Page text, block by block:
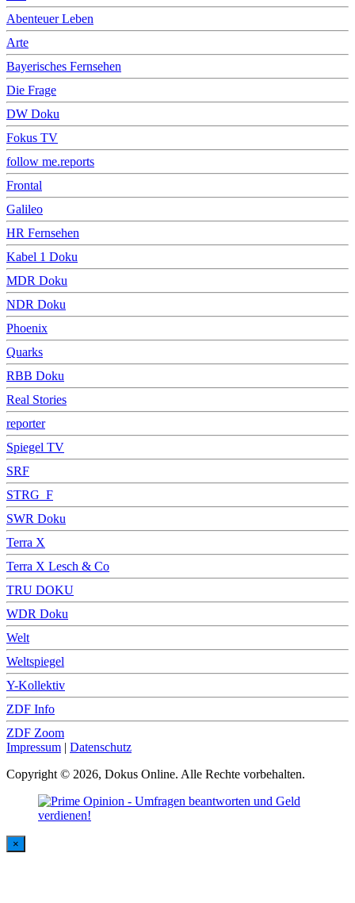
Abenteuer Leben
Arte
Bayerisches Fernsehen
Die Frage
DW Doku
Fokus TV
follow me.reports
Frontal
Galileo
HR Fernsehen
Kabel 1 Doku
MDR Doku
NDR Doku
Phoenix
Quarks
RBB Doku
Real Stories
reporter
Spiegel TV
SRF
STRG_F
SWR Doku
Terra X
Terra X Lesch & Co
TRU DOKU
WDR Doku
Welt
Weltspiegel
Y-Kollektiv
ZDF Info
ZDF Zoom
Impressum | Datenschutz
Copyright © 2026, Dokus Online. Alle Rechte vorbehalten.
×